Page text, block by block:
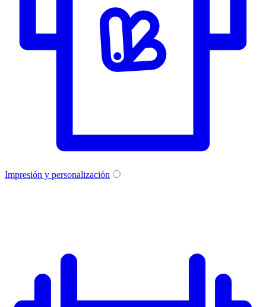
Impresión y personalización